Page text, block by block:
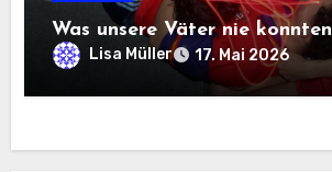
Was unsere Väter nie konnten
Lisa Müller 17. Mai 2026